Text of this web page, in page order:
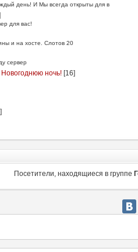
день! И Мы всегда открыты для в
для вас!
и на хосте. Слотов 20
сервер
Новогоднюю ночь![16]
]
Посетители, находящиеся в группе